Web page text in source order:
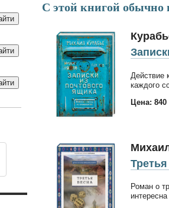
С этой книгой обычно
Действие
каждого
Цена: 840
Роман о